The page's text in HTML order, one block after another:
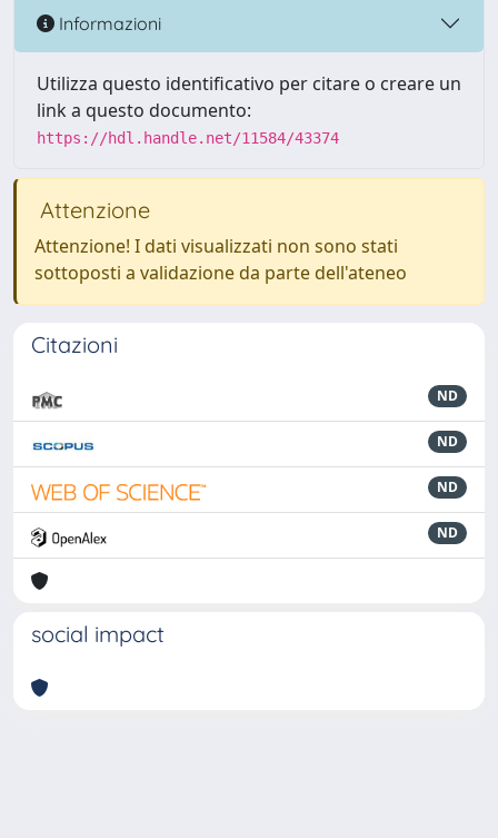
Informazioni
Utilizza questo identificativo per citare o creare un
link a questo documento:
https://hdl.handle.net/11584/43374
Attenzione
Attenzione! I dati visualizzati non sono stati
sottoposti a validazione da parte dell'ateneo
Citazioni
ND
ND
ND
ND
social impact